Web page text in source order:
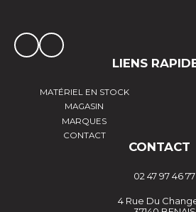
LIENS
MATÉRIEL EN STOCK
MAGASIN
MARQUES
CONTACT
CONTACT
02 47 97 46 77
4 Rue Du